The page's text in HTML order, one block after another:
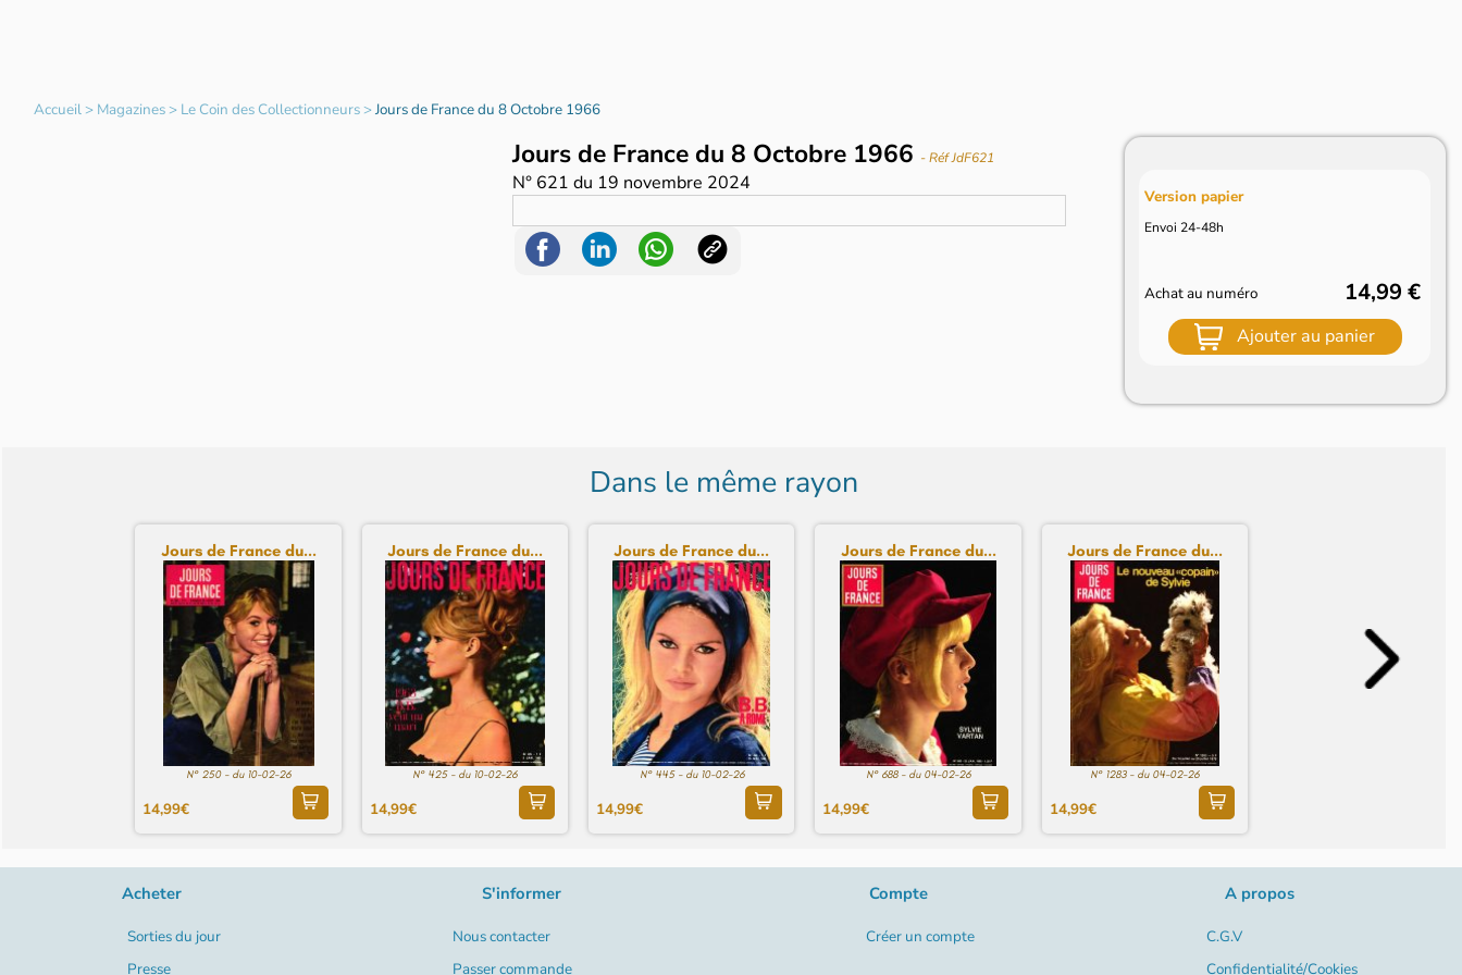
Accueil> Magazines> Le Coin des Collectionneurs>Jours de France du 8 Octobre 1966
Jours de France du 8 Octobre 1966 - Réf JdF621
N° 621 du 19 novembre 2024
Version papier
Envoi 24-48h
Achat au numéro 14,99 €
Ajouter au panier
Dans le même rayon
Jours de France du...
N° 250 - du 10-02-26
14,99€
Jours de France du...
N° 425 - du 10-02-26
14,99€
Jours de France du...
N° 445 - du 10-02-26
14,99€
Jours de France du...
N° 688 - du 04-02-26
14,99€
Jours de France du...
N° 1283 - du 04-02-26
14,99€
Acheter
Sorties du jour
Presse
S'informer
Nous contacter
Passer commande
Compte
Créer un compte
A propos
C.G.V
Confidentialité/Cookies